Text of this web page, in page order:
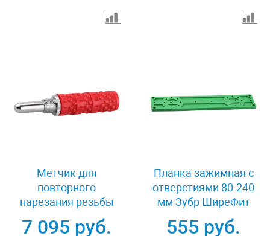
Метчик для
повторного
нарезания резьбы
1/2″ Зубр ШиреФит
51635
7 095 руб.
Планка зажимная с
отверстиями 80-240
мм Зубр ШиреФит
555 руб.